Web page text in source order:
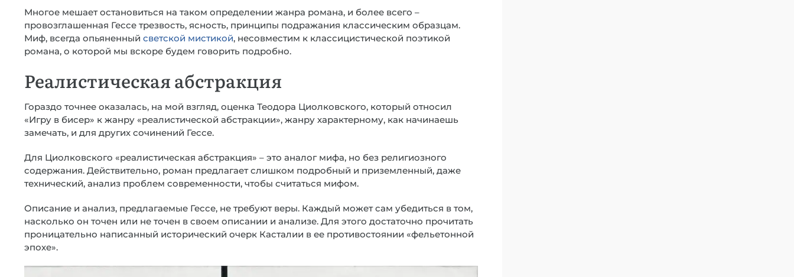
Многое мешает остановиться на таком определении жанра романа, и более всего –
провозглашенная Гессе трезвость, ясность, принципы подражания классическим образцам.
Миф, всегда опьяненный светской мистикой, несовместим к классицистической поэтикой
романа, о которой мы вскоре будем говорить подробно.
Реалистическая абстракция
Гораздо точнее оказалась, на мой взгляд, оценка Теодора Циолковского, который относил
«Игру в бисер» к жанру «реалистической абстракции», жанру характерному, как начинаешь
замечать, и для других сочинений Гессе.
Для Циолковского «реалистическая абстракция» – это аналог мифа, но без религиозного
содержания. Действительно, роман предлагает слишком подробный и приземленный, даже
технический, анализ проблем современности, чтобы считаться мифом.
Описание и анализ, предлагаемые Гессе, не требуют веры. Каждый может сам убедиться в том,
насколько он точен или не точен в своем описании и анализе. Для этого достаточно прочитать
проницательно написанный исторический очерк Касталии в ее противостоянии «фельетонной
эпохе».